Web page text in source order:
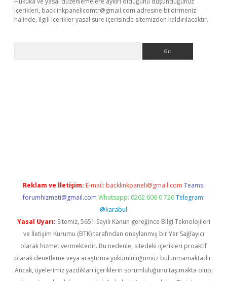
içerikleri, backlinkpanelicomtr@gmail.com adresine bildirmeniz
halinde, ilgili içerikler yasal süre içerisinde sitemizden kaldırılacaktır.
Reklam ve İletişim: E-mail: backlinkpaneli@gmail.com Teams:
forumhizmeti@gmail.com Whatsapp: 0262 606 0 726 Telegram:
@karabul
Yasal Uyarı: Sitemiz, 5651 Sayılı Kanun gereğince Bilgi Teknolojileri
ve İletişim Kurumu (BTK) tarafından onaylanmış bir Yer Sağlayıcı
olarak hizmet vermektedir. Bu nedenle, sitedeki içerikleri proaktif
olarak denetleme veya araştırma yükümlülüğümüz bulunmamaktadır.
Ancak, üyelerimiz yazdıkları içeriklerin sorumluluğunu taşımakta olup,